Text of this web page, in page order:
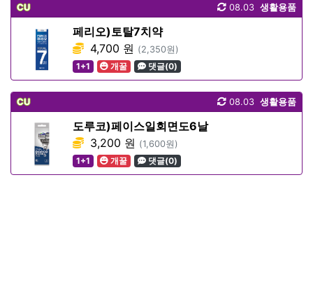
CU 생활용품
08.03
페리오)토탈7치약
4,700 원 (2,350원)
1+1
개꿀 댓글(0)
CU 생활용품
08.03
도루코)페이스일회면도6날
3,200 원 (1,600원)
1+1
개꿀 댓글(0)